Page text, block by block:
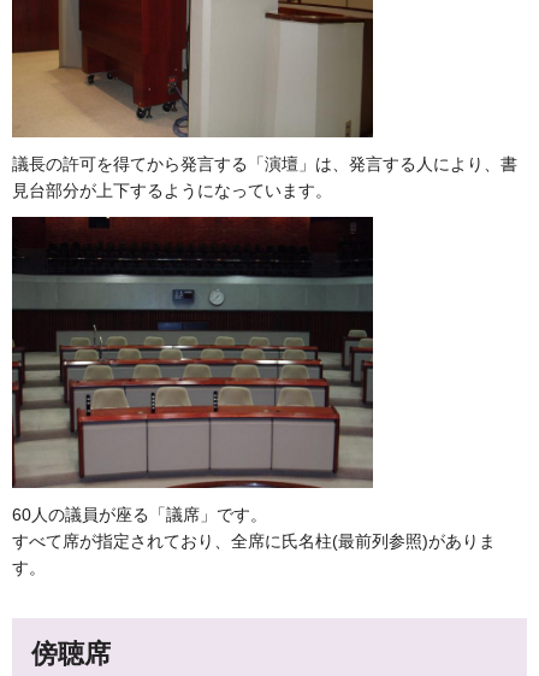
議長の許可を得てから発言する「演壇」は、発言する人により、書
見台部分が上下するようになっています。
60人の議員が座る「議席」です。
すべて席が指定されており、全席に氏名柱(最前列参照)がありま
す。
傍聴席